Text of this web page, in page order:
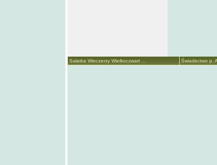
Sałatka Wieczerzy Wielkoczwart ... Świadectwo p.